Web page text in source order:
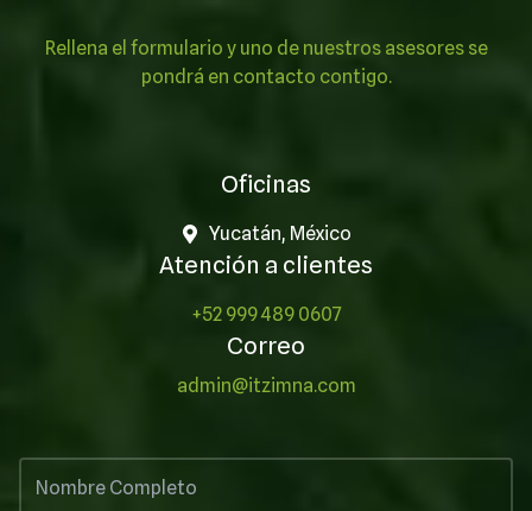
Rellena el formulario y uno de nuestros asesores se
pondrá en contacto contigo.
Oficinas
Yucatán, México
Atención a clientes
+52 999 489 0607
Correo
admin@itzimna.com